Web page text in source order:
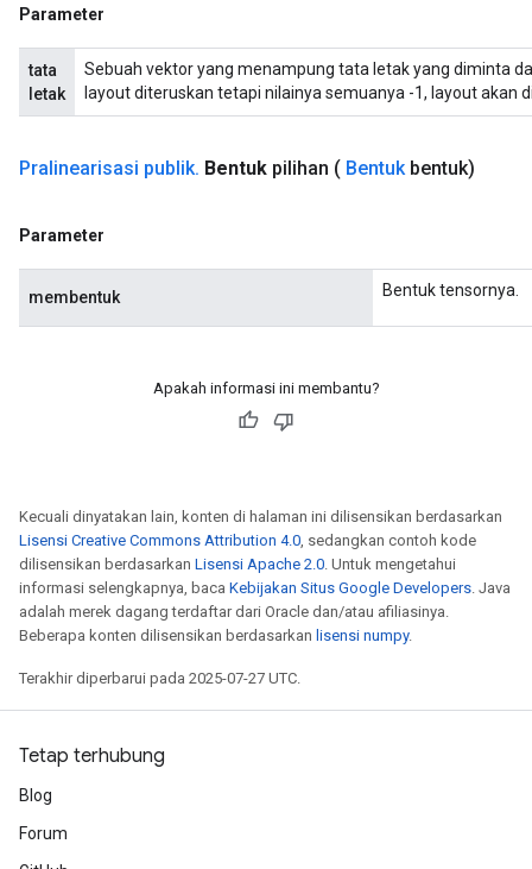
Parameter
tata
letak
Sebuah vektor yang menampung tata letak yang diminta
layout diteruskan tetapi nilainya semuanya -1, layout akan
Pralinearisasi publik. Bentuk pilihan ( Bentukbentuk)
Parameter
membentuk Bentuk tensornya.
Apakah informasi ini membantu?
Kecuali dinyatakan lain, konten di halaman ini dilisensikan berdasarkan
Lisensi Creative Commons Attribution 4.0, sedangkan contoh kode
dilisensikan berdasarkan Lisensi Apache 2.0. Untuk mengetahui
informasi selengkapnya, baca Kebijakan Situs Google Developers. Java
adalah merek dagang terdaftar dari Oracle dan/atau afiliasinya.
Beberapa konten dilisensikan berdasarkan lisensi numpy.
Terakhir diperbarui pada 2025-07-27 UTC.
Tetap terhubung
Blog
Forum